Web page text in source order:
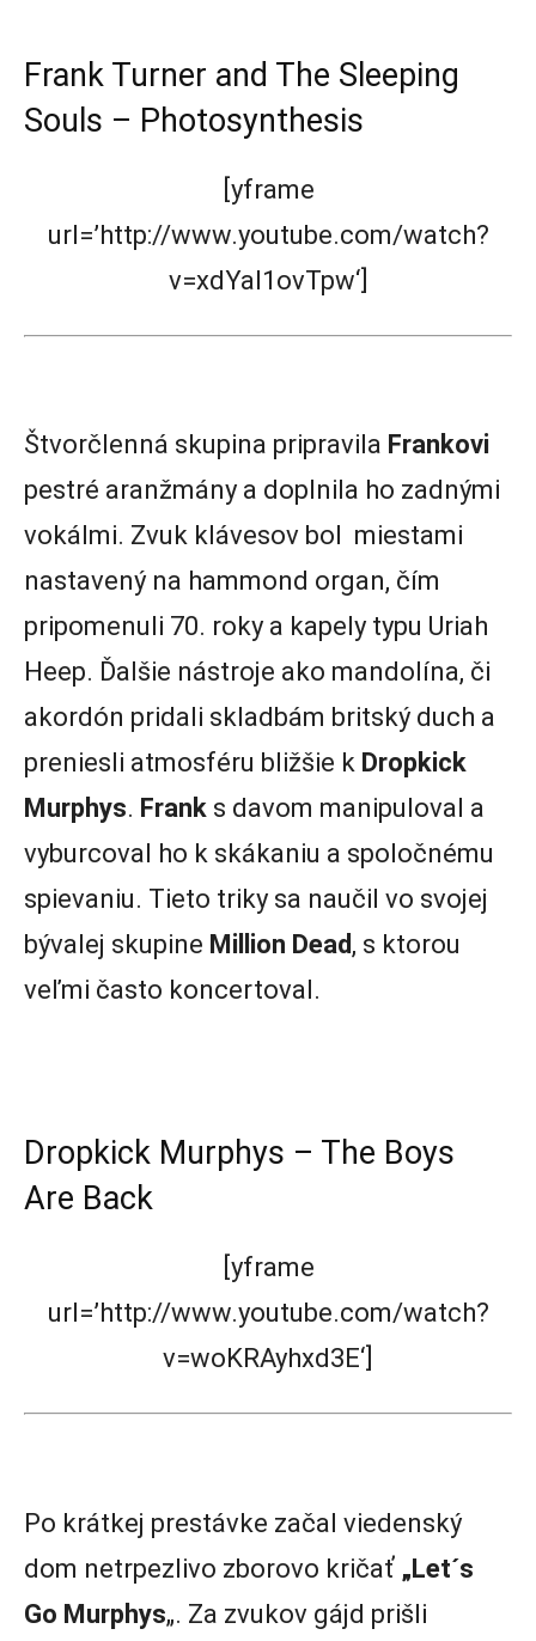
Frank Turner and The Sleeping
Souls – Photosynthesis
[yframe
url=’http://www.youtube.com/watch?
v=xdYaI1ovTpw‘]
Štvorčlenná skupina pripravila Frankovi
pestré aranžmány a doplnila ho zadnými
vokálmi. Zvuk klávesov bol miestami
nastavený na hammond organ, čím
pripomenuli 70. roky a kapely typu Uriah
Heep. Ďalšie nástroje ako mandolína, či
akordón pridali skladbám britský duch a
preniesli atmosféru bližšie k Dropkick
Murphys. Frank s davom manipuloval a
vyburcoval ho k skákaniu a spoločnému
spievaniu. Tieto triky sa naučil vo svojej
bývalej skupine Million Dead, s ktorou
veľmi často koncertoval.
Dropkick Murphys – The Boys
Are Back
[yframe
url=’http://www.youtube.com/watch?
v=woKRAyhxd3E‘]
Po krátkej prestávke začal viedenský
dom netrpezlivo zborovo kričať „Let´s
Go Murphys„. Za zvukov gájd prišli